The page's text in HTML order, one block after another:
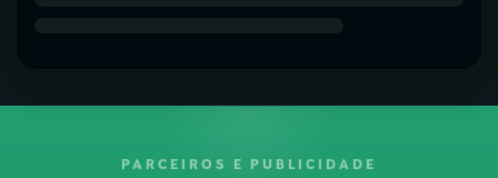
PARCEIROS E PUBLICIDADE